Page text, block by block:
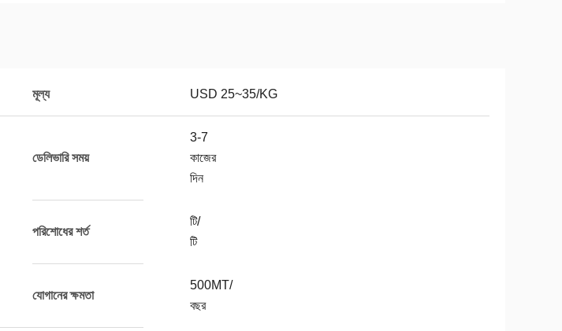
মূল্য USD 25~35/KG
ডেলিভারি সময়
3-7
কাজের
দিন
পরিশোধের শর্ত
টি/
টি
যোগানের ক্ষমতা
500MT/
বছর